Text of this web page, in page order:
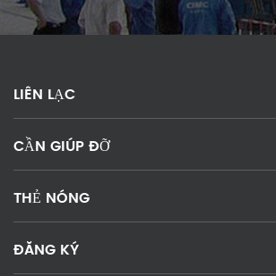
LIÊN LẠC
CẦN GIÚP ĐỠ
THẺ NÓNG
ĐĂNG KÝ